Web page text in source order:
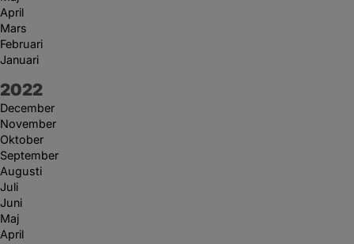
April
Mars
Februari
Januari
År:
2022
December
November
Oktober
September
Augusti
Juli
Juni
Maj
April